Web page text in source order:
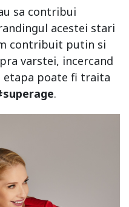
sa contribui
acestei stari
contribuit putin si
varstei, incercand
etapa poate fi traita
.